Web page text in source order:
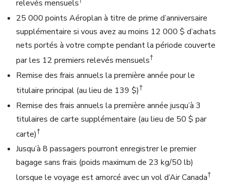
relevés mensuels
25 000 points Aéroplan à titre de prime d’anniversaire
supplémentaire si vous avez au moins 12 000 $ d’achats
nets portés à votre compte pendant la période couverte
par les 12 premiers relevés mensuels†
Remise des frais annuels la première année pour le
titulaire principal (au lieu de 139 $)†
Remise des frais annuels la première année jusqu’à 3
titulaires de carte supplémentaire (au lieu de 50 $ par
carte)†
Jusqu’à 8 passagers pourront enregistrer le premier
bagage sans frais (poids maximum de 23 kg/50 lb)
lorsque le voyage est amorcé avec un vol d’Air Canada†